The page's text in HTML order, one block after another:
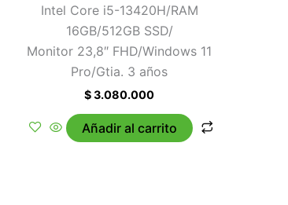
Intel Core i5-13420H/RAM
16GB/512GB SSD/
Monitor 23,8″ FHD/Windows 11
Pro/Gtia. 3 años
$3.080.000
Añadir al carrito